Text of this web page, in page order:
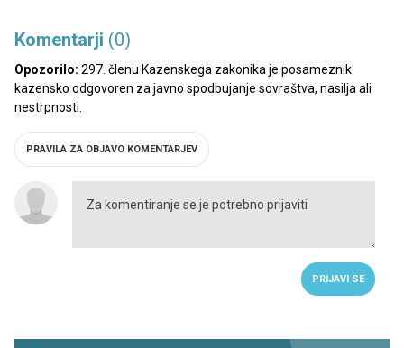
Komentarji (0)
Opozorilo: 297. členu Kazenskega zakonika je posameznik
kazensko odgovoren za javno spodbujanje sovraštva, nasilja ali
nestrpnosti.
PRAVILA ZA OBJAVO KOMENTARJEV
PRIJAVI SE